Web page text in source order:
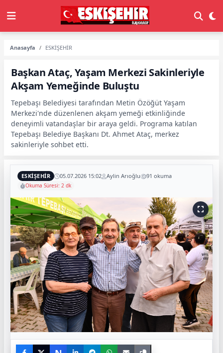
Anasayfa ESKİŞEHİR
Başkan Ataç, Yaşam Merkezi Sakinleriyle
Akşam Yemeğinde Buluştu
Tepebaşı Belediyesi tarafından Metin Özöğüt Yaşam
Merkezi'nde düzenlenen akşam yemeği etkinliğinde
deneyimli vatandaşlar bir araya geldi. Programa katılan
Tepebaşı Belediye Başkanı Dt. Ahmet Ataç, merkez
sakinleriyle sohbet etti.
ESKİŞEHİR 05.07.2026 15:02 Aylin Arıoğlu 91 okuma
Okuma Süresi: 2 dk